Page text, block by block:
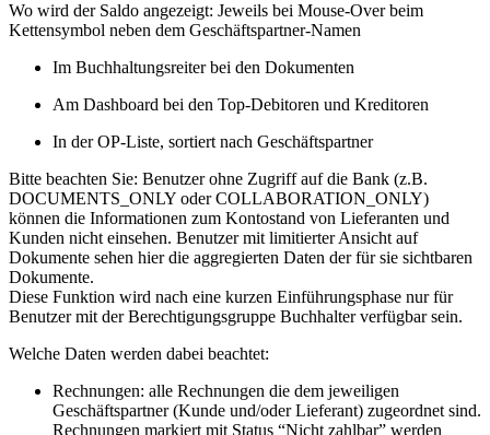
Wo wird der Saldo angezeigt: Jeweils bei Mouse-Over beim
Kettensymbol neben dem Geschäftspartner-Namen
Im Buchhaltungsreiter bei den Dokumenten
Am Dashboard bei den Top-Debitoren und Kreditoren
In der OP-Liste, sortiert nach Geschäftspartner
Bitte beachten Sie: Benutzer ohne Zugriff auf die Bank (z.B.
DOCUMENTS_ONLY oder COLLABORATION_ONLY)
können die Informationen zum Kontostand von Lieferanten und
Kunden nicht einsehen. Benutzer mit limitierter Ansicht auf
Dokumente sehen hier die aggregierten Daten der für sie sichtbaren
Dokumente.
Diese Funktion wird nach eine kurzen Einführungsphase nur für
Benutzer mit der Berechtigungsgruppe Buchhalter verfügbar sein.
Welche Daten werden dabei beachtet:
Rechnungen: alle Rechnungen die dem jeweiligen
Geschäftspartner (Kunde und/oder Lieferant) zugeordnet sind.
Rechnungen markiert mit Status “Nicht zahlbar” werden